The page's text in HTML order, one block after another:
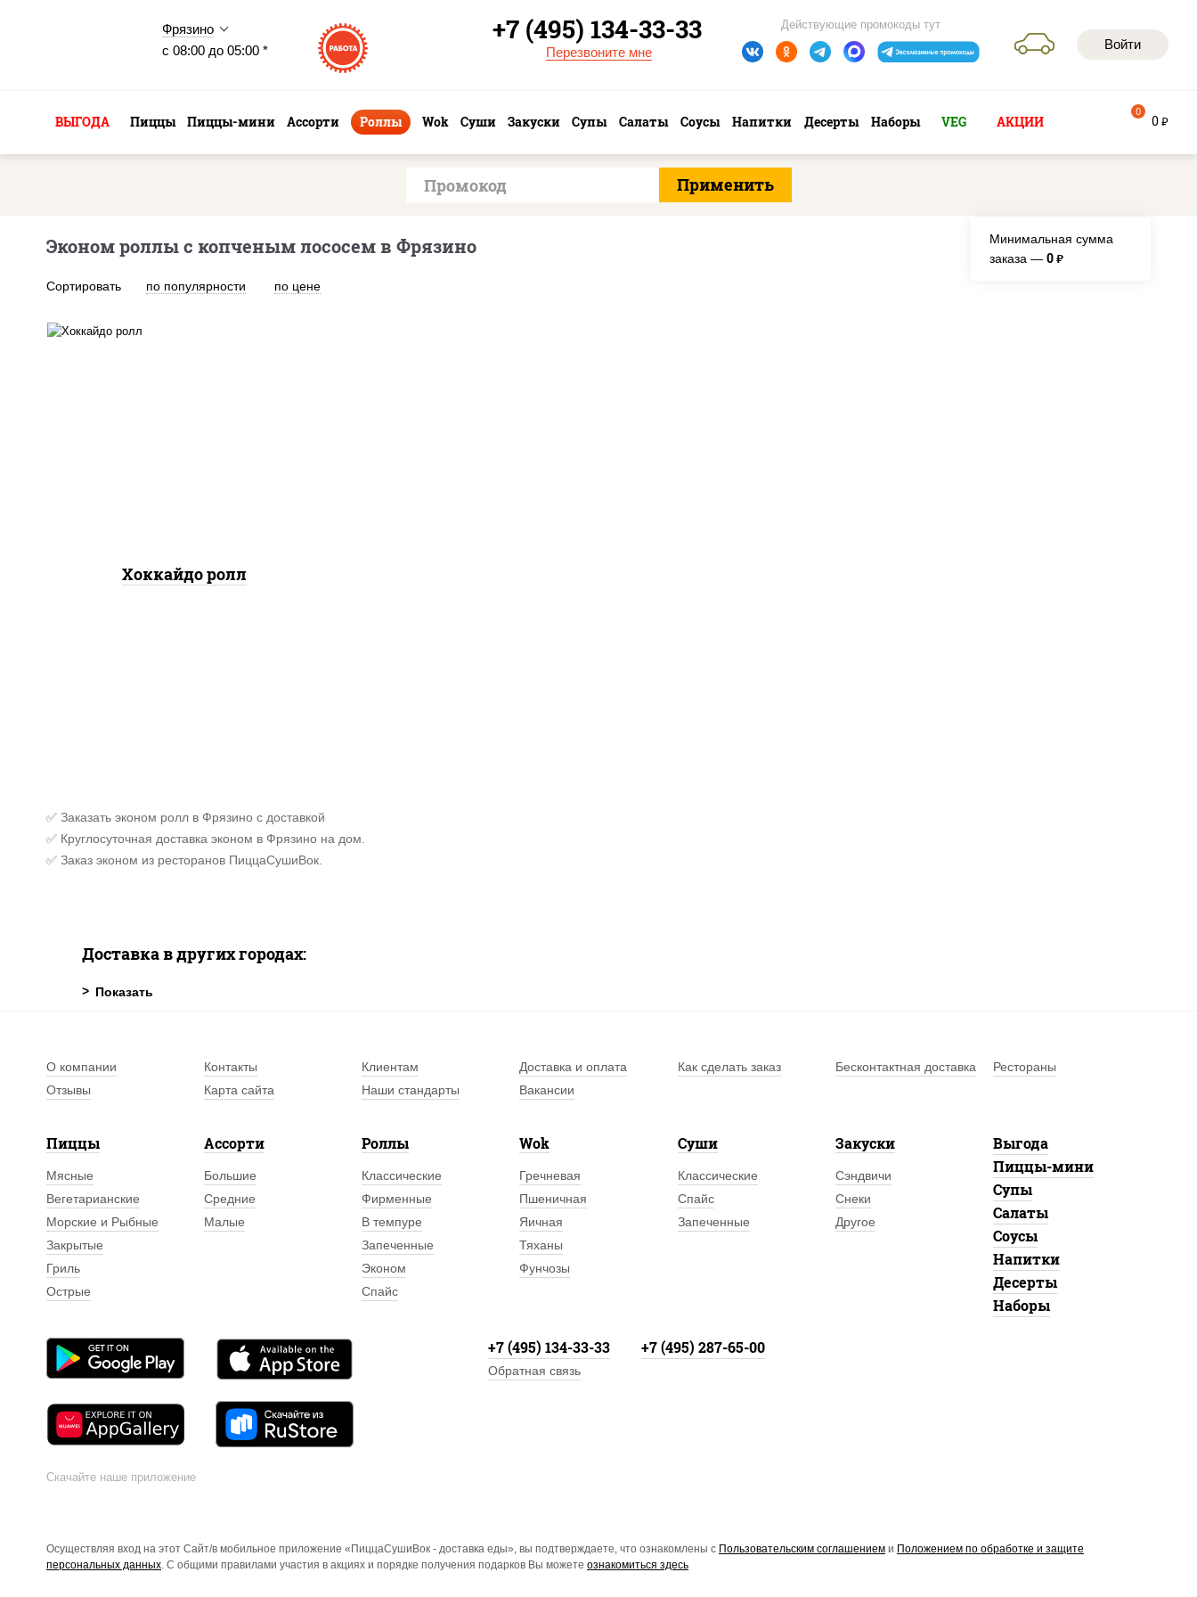
Фрязино
с 08:00 до 05:00 *
Войти
Действующие промокоды тут
+7 (495) 134-33-33
Перезвоните мне
ВЫГОДА Пиццы Пиццы-мини Ассорти Роллы Wok Суши Закуски Супы Салаты Соусы Напитки Десерты Наборы VEG АКЦИИ 0 руб
0
Эконом роллы с копченым лососем в Фрязино
Сортировать по популярности по цене
Минимальная сумма
заказа — 0 руб.
Хоккайдо ролл
✅ Заказать эконом ролл в Фрязино с доставкой
✅ Круглосуточная доставка эконом в Фрязино на дом.
✅ Заказ эконом из ресторанов ПиццаСушиВок.
Доставка в других городах:
О компании Контакты Клиентам Доставка и оплата Как сделать заказ Бесконтактная доставка
Рестораны
Отзывы
Карта сайта Наши стандарты Вакансии
Пиццы
Мясные
Вегетарианские
Морские и Рыбные
Закрытые
Гриль
Острые
Ассорти
Большие
Средние
Малые
Роллы
Классические
Фирменные
В темпуре
Запеченные
Эконом
Спайс
Wok
Гречневая
Пшеничная
Яичная
Тяханы
Фунчозы
Суши
Классические
Спайс
Запеченные
Закуски
Сэндвичи
Снеки
Другое
Выгода
Пиццы-мини
Супы
Салаты
Соусы
Напитки
Десерты
Наборы
Скачайте наше приложение
+7 (495) 134-33-33 +7 (495) 287-65-00
Обратная связь
Осуществляя вход на этот Сайт/в мобильное приложение «ПиццаСушиВок - доставка еды», вы подтверждаете, что ознакомлены с Пользовательским соглашением и Положением по обработке и защите
персональных данных. С общими правилами участия в акциях и порядке получения подарков Вы можете ознакомиться здесь